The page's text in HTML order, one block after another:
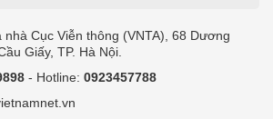
Cục Viễn thông (VNTA), 68 Dương
Giấy, TP. Hà Nội.
- Hotline: 0923457788